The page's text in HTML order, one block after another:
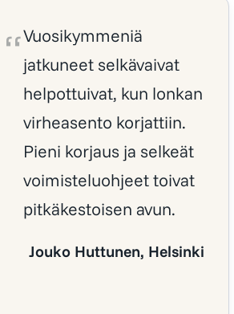
Vuosikymmeniä
jatkuneet selkävaivat
helpottuivat, kun lonkan
virheasento korjattiin.
Pieni korjaus ja selkeät
voimisteluohjeet toivat
pitkäkestoisen avun.
Jouko Huttunen, Helsinki